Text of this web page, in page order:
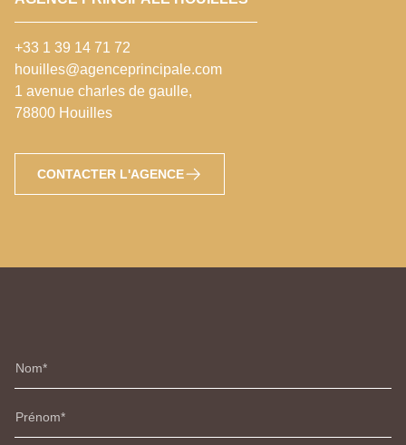
+33 1 39 14 71 72
houilles@agenceprincipale.com
1 avenue charles de gaulle,
78800 Houilles
CONTACTER L'AGENCE
Nom
Prénom